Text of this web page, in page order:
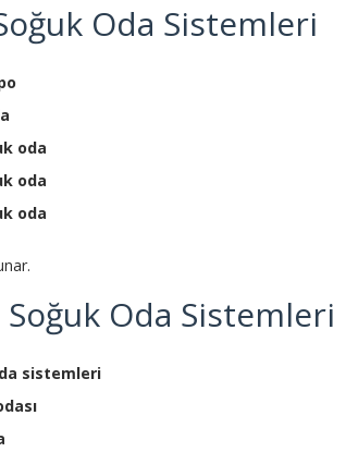
Oda Sistemleri
oda
oda
oda
Soğuk Oda Sistemleri
sistemleri